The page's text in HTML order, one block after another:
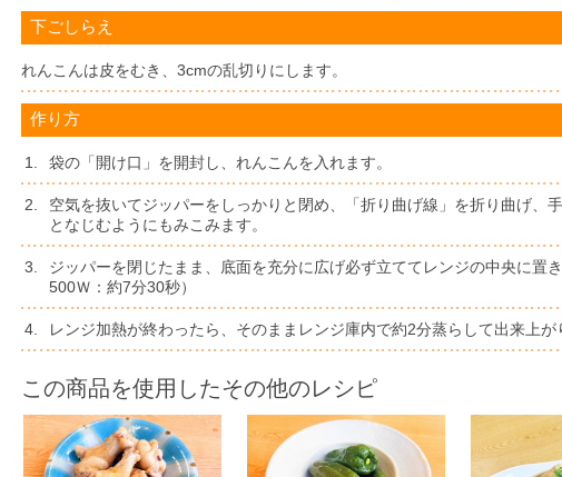
下ごしらえ
れんこんは皮をむき、3cmの乱切りにします。
作り方
1. 袋の「開け口」を開封し、れんこんを入れます。
2.
空気を抜いてジッパーをしっかりと閉め、「折り曲げ線」を折り曲げ、
となじむようにもみこみます。
3.
ジッパーを閉じたまま、底面を充分に広げ必ず立ててレンジの中央に置
500Ｗ：約7分30秒）
4. レンジ加熱が終わったら、そのままレンジ庫内で約2分蒸らして出来上が
この商品を使用したその他のレシピ